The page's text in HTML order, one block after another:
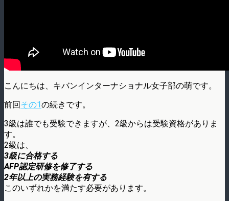
こんにちは、キバンインターナショナル女子部の萌です。
前回その1の続きです。
3級は誰でも受験できますが、2級からは受験資格がありま
す。
2級は、
3級に合格する
AFP認定研修を修了する
2年以上の実務経験を有する
このいずれかを満たす必要があります。